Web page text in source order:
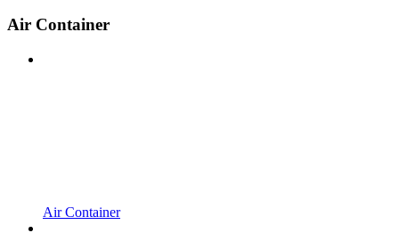
Air Container
Air Container